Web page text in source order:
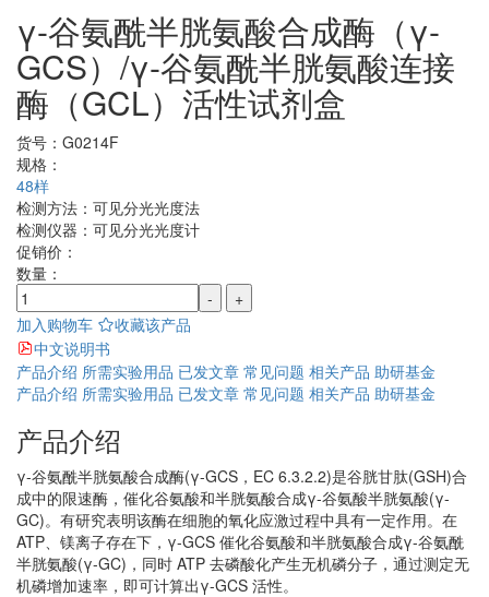
γ-谷氨酰半胱氨酸合成酶（γ-
GCS）/γ-谷氨酰半胱氨酸连接
酶（GCL）活性试剂盒
货号： G0214F
规格：
48样
检测方法： 可见分光光度法
检测仪器： 可见分光光度计
促销价：
数量：
-
+
加入购物车
收藏该产品
中文说明书
产品介绍 所需实验用品 已发文章 常见问题 相关产品 助研基金
产品介绍 所需实验用品 已发文章 常见问题 相关产品 助研基金
产品介绍
γ-谷氨酰半胱氨酸合成酶(γ-GCS，EC 6.3.2.2)是谷胱甘肽(GSH)合
成中的限速酶，催化谷氨酸和半胱氨酸合成γ-谷氨酸半胱氨酸(γ-
GC)。有研究表明该酶在细胞的氧化应激过程中具有一定作用。在
ATP、镁离子存在下，γ-GCS 催化谷氨酸和半胱氨酸合成γ-谷氨酰
半胱氨酸(γ-GC)，同时 ATP 去磷酸化产生无机磷分子，通过测定无
机磷增加速率，即可计算出γ-GCS 活性。